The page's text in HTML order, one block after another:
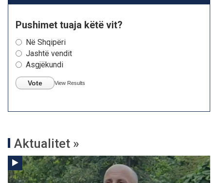
Pushimet tuaja këtë vit?
Në Shqipëri
Jashtë vendit
Asgjëkundi
Vote View Results
Aktualitet »